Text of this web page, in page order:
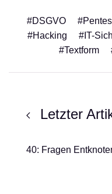
#DSGVO
#Hacking
#IT-
#Textform
Letzter
40: Fragen